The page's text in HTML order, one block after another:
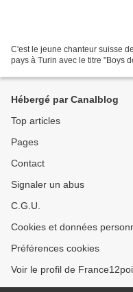
C'est le jeune chanteur suisse
pays à Turin avec le titre "Boys
Hébergé par Canalblog
Top articles
Pages
Contact
Signaler un abus
C.G.U.
Cookies et données
Préférences cookies
Voir le profil de